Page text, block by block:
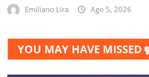
Emiliano Lira Ago 5, 2026
YOU MAY HAVE MISSED